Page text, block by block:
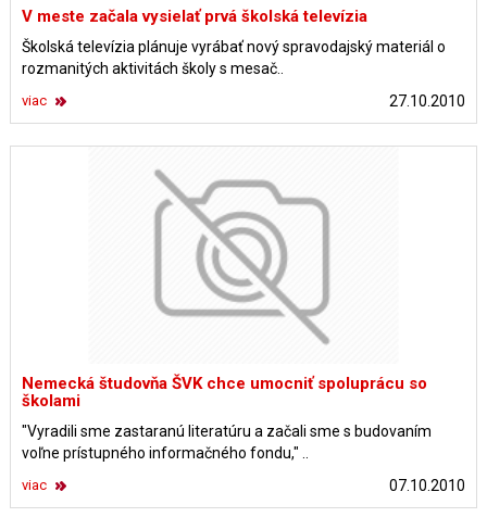
V meste začala vysielať prvá školská televízia
Školská televízia plánuje vyrábať nový spravodajský materiál o
rozmanitých aktivitách školy s mesač..
27.10.2010
viac
Nemecká študovňa ŠVK chce umocniť spoluprácu so
školami
"Vyradili sme zastaranú literatúru a začali sme s budovaním
voľne prístupného informačného fondu," ..
07.10.2010
viac